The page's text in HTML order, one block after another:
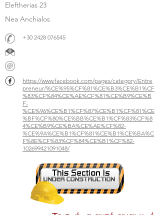
Eleftherias 23
Nea Anchialos
+30 2428 076545
https://www.facebook.com/pages/category/Entre
preneur/%CE%95%CF%81%CE%B3%CE%B1%CF
%83%CF%84%CE%AE%CF%81%CE%B9%CE%B
F-
%CE%96%CE%B1%CF%87%CE%B1%CF%81%CE
%BF%CF%80%CE%BB%CE%B1%CF%83%CF%8
4%CE%B9%CE%BA%CE%AE%CF%82-
%CE%9A%CE%B1%CF%81%CE%B1%CE%BA%C
F%8E%CF%83%CF%84%CE%B1%CF%82-
102699421091048/